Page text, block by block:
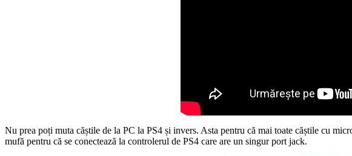
Nu prea poți muta căștile de la PC la PS4 și invers. Asta pentru că mai toate căștile cu
mufă pentru că se conectează la controlerul de PS4 care are un singur port jack.